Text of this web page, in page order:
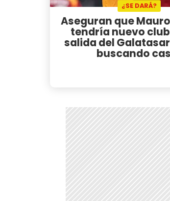
¿SE DARÁ?
Aseguran que
tendría nuevo
salida del
buscando